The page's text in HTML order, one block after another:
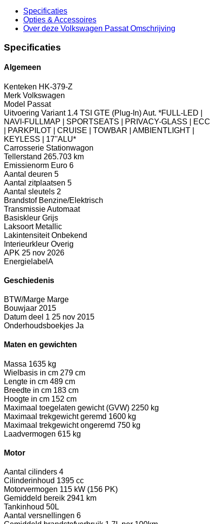
Specificaties
Opties & Accessoires
Over deze Volkswagen Passat Omschrijving
Specificaties
Algemeen
Kenteken HK-379-Z
Merk Volkswagen
Model Passat
Uitvoering Variant 1.4 TSI GTE (Plug-In) Aut. *FULL-LED |
NAVI-FULLMAP | SPORTSEATS | PRIVACY-GLASS | ECC
| PARKPILOT | CRUISE | TOWBAR | AMBIENTLIGHT |
KEYLESS | 17''ALU*
Carrosserie Stationwagon
Tellerstand 265.703 km
Emissienorm Euro 6
Aantal deuren 5
Aantal zitplaatsen 5
Aantal sleutels 2
Brandstof Benzine/Elektrisch
TransmissieAutomaat
Basiskleur Grijs
Laksoort Metallic
Lakintensiteit Onbekend
Interieurkleur Overig
APK 25 nov 2026
Energielabel A
Geschiedenis
BTW/Marge Marge
Bouwjaar 2015
Datum deel 1 25 nov 2015
Onderhoudsboekjes Ja
Maten en gewichten
Massa 1635 kg
Wielbasis in cm 279 cm
Lengte in cm 489 cm
Breedte in cm 183 cm
Hoogte in cm 152 cm
Maximaal toegelaten gewicht (GVW) 2250 kg
Maximaal trekgewicht geremd 1600 kg
Maximaal trekgewicht ongeremd 750 kg
Laadvermogen 615 kg
Motor
Aantal cilinders 4
Cilinderinhoud 1395 cc
Motorvermogen 115 kW (156 PK)
Gemiddeld bereik 2941 km
Tankinhoud 50L
Aantal versnellingen 6